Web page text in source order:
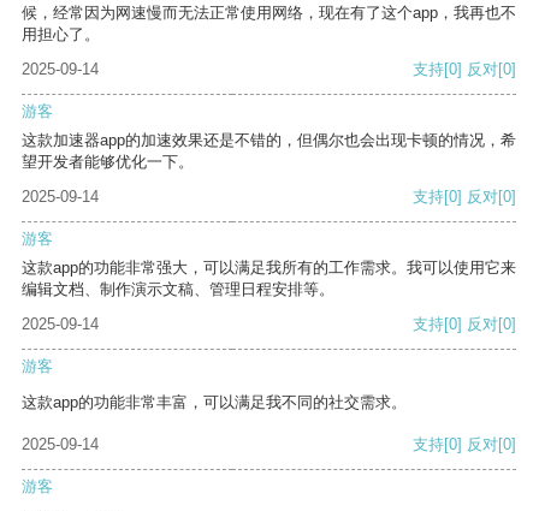
候，经常因为网速慢而无法正常使用网络，现在有了这个app，我再也不
用担心了。
2025-09-14
支持[0] 反对[0]
游客
这款加速器app的加速效果还是不错的，但偶尔也会出现卡顿的情况，希
望开发者能够优化一下。
2025-09-14
支持[0] 反对[0]
游客
这款app的功能非常强大，可以满足我所有的工作需求。我可以使用它来
编辑文档、制作演示文稿、管理日程安排等。
2025-09-14
支持[0] 反对[0]
游客
这款app的功能非常丰富，可以满足我不同的社交需求。
2025-09-14 支持[0] 反对[0]
游客